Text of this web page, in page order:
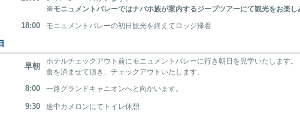
※モニュメントバレーではナバホ族が案内するジープツアーにて観光をお楽し
18:00 モニュメントバレーの初日観光を終えてロッジ帰着
早朝
ホテルチェックアウト前にモニュメントバレーに行き朝日を見学いたします
食を済ませて頂き、チェックアウトいたします。
8:00 一路グランドキャニオンへと向かいます。
9:30 途中カメロンにてトイレ休憩